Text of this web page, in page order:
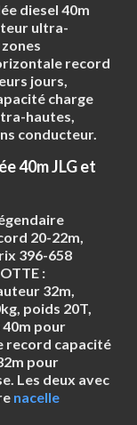
diesel 40m
ultra-
record
jours,
charge
hautes,
conducteur.
40m JLG et
20-22m,
396-658
:
32m,
poids 20T,
40m pour
record capacité
pour
Les deux avec
nacelle